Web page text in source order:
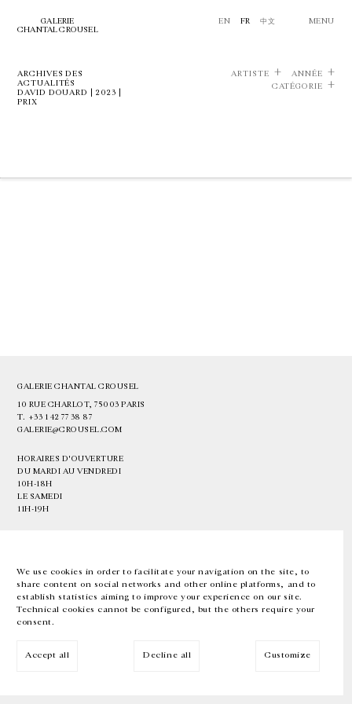
We use cookies in order to facilitate your navigation on the site, to
share content on social networks and other online platforms, and to
establish statistics aiming to improve your experience on our site.
Technical cookies cannot be configured, but the others require your
consent.
Accept all Decline all Customize
GALERIE
CHANTAL CROUSEL
EN FR 中文 MENU
ARCHIVES DES
ACTUALITÉS
DAVID DOUARD | 2023 |
PRIX
ARTISTE
ANNÉE
CATÉGORIE
GALERIE CHANTAL CROUSEL
10 RUE CHARLOT, 75003 PARIS
T. +33 1 42 77 38 87
GALERIE@CROUSEL.COM
HORAIRES D'OUVERTURE
DU MARDI AU VENDREDI
10H-18H
LE SAMEDI
11H-19H
EN FR 中文 Facebook Instagram
Inscrivez-vous à notre newsletter